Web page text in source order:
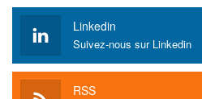
Linkedin
Suivez-nous sur Linkedin
RSS